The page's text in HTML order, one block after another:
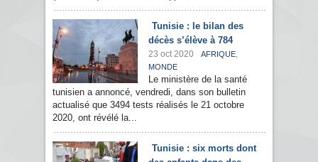
Tunisie : le bilan des
décès s’élève à 784
23 oct 2020 AFRIQUE,
MONDE
Le ministère de la santé
tunisien a annoncé, vendredi, dans son bulletin
actualisé que 3494 tests réalisés le 21 octobre
2020, ont révélé la...
Tunisie : six morts dont